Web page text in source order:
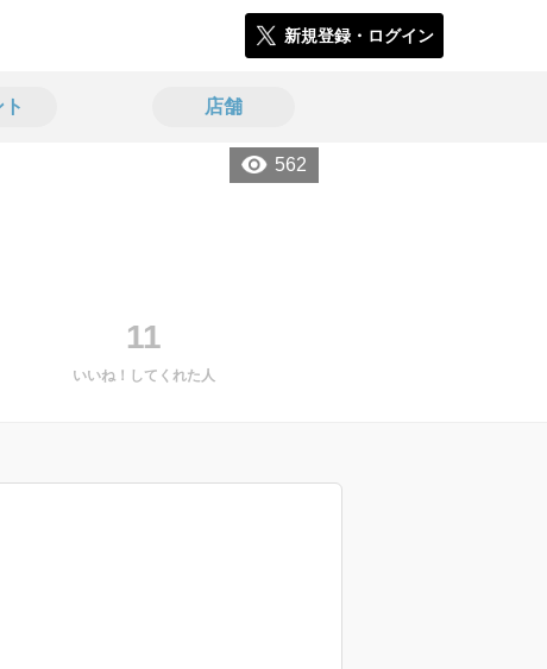
新規登録・ログイン
店舗
562
11
いいね！してくれた人